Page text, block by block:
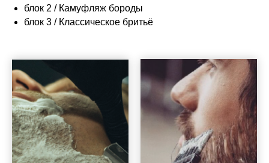
блок 2 / Камуфляж бороды
блок 3 / Классическое бритьё